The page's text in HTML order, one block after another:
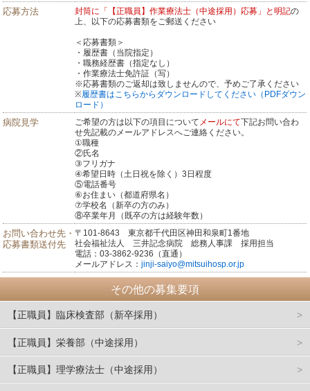
応募方法 封筒に「【正職員】作業療法士（中途採用）応募」と明記の
上、以下の応募書類をご郵送ください
＜応募書類＞
・履歴書（当院指定）
・職務経歴書（指定なし）
・作業療法士免許証（写）
※応募書類のご返却は致しませんので、予めご了承ください
※履歴書はこちらからダウンロードしてください（PDFダウン
ロード）
病院見学 ご希望の方は以下の項目について メールにて下記お問い合わ
せ先記載のメールアドレスへご連絡ください。
①職種
②氏名
③フリガナ
④希望日時（土日祝を除く）3日程度
⑤電話番号
⑥お住まい（都道府県名）
⑦学校名（新卒の方のみ）
⑧卒業年月（既卒の方は経験年数）
お問い合わせ先・
応募書類送付先
〒101-8643 東京都千代田区神田和泉町1番地
社会福祉法人 三井記念病院 総務人事課 採用担当
電話：03-3862-9236（直通）
メールアドレス：jinji-saiyo@mitsuihosp.or.jp
その他の募集要項
【正職員】臨床検査部（新卒採用）
【正職員】栄養部（中途採用）
【正職員】理学療法士（中途採用）